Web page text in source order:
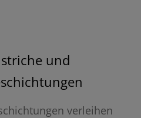
und
verleihen